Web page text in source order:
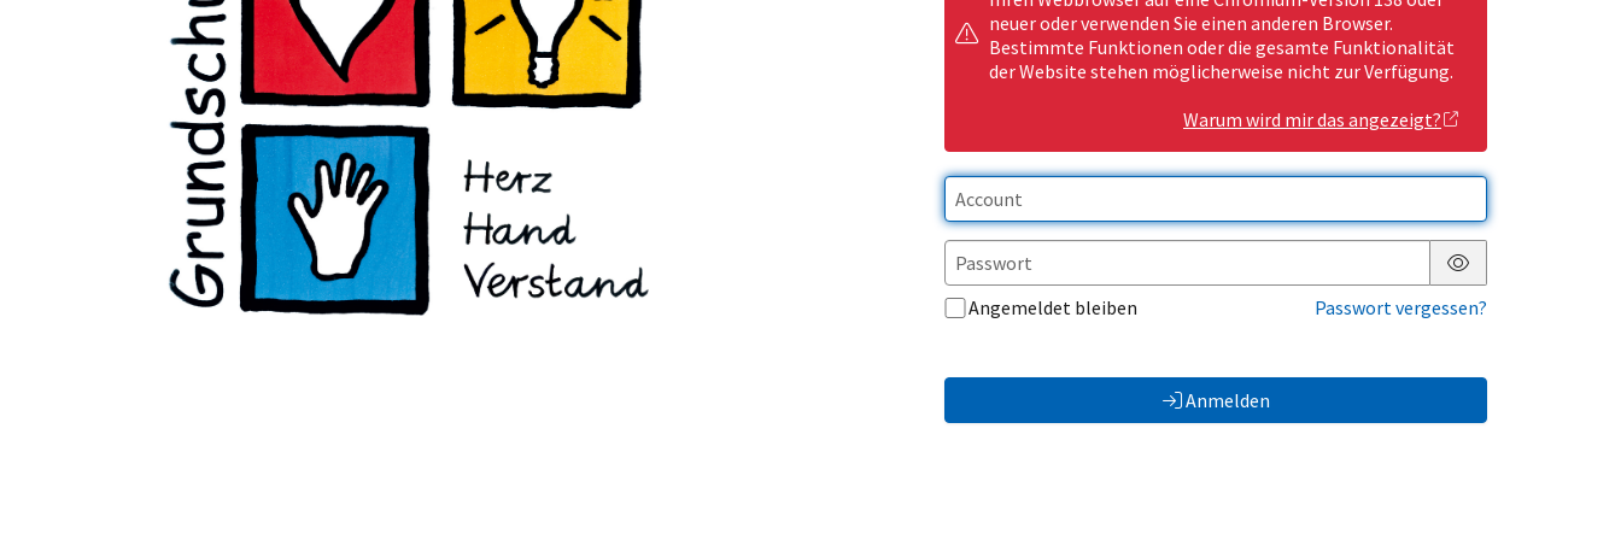
neuer oder verwenden Sie einen anderen Browser.
Bestimmte Funktionen oder die gesamte Funktionalität
der Website stehen möglicherweise nicht zur Verfügung.
Warum wird mir das angezeigt?
Passwort anzeigen
Angemeldet bleiben
Passwort vergessen?
Anmelden